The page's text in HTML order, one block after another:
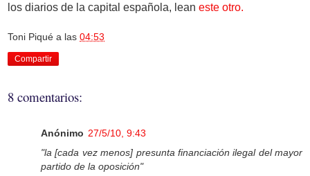
los diarios de la capital española, lean este otro.
Toni Piqué a las 04:53
Compartir
8 comentarios:
Anónimo 27/5/10, 9:43
"la [cada vez menos] presunta financiación ilegal del mayor
partido de la oposición"